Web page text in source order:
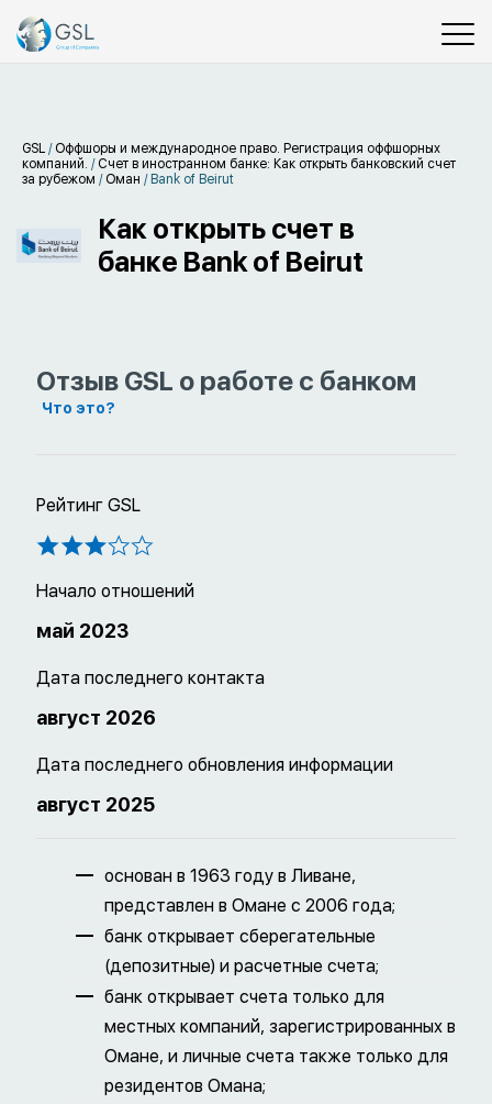
GSL / Оффшоры и международное право. Регистрация оффшорных
компаний. / Счет в иностранном банке: Как открыть банковский счет
за рубежом / Оман / Bank of Beirut
Как открыть счет в
банке Bank of Beirut
Отзыв GSL о работе с банком
Что это?
Рейтинг GSL
Начало отношений
май 2023
Дата последнего контакта
август 2026
Дата последнего обновления информации
август 2025
основан в 1963 году в Ливане,
представлен в Омане с 2006 года;
банк открывает сберегательные
(депозитные) и расчетные счета;
банк открывает счета только для
местных компаний, зарегистрированных в
Омане, и личные счета также только для
резидентов Омана;